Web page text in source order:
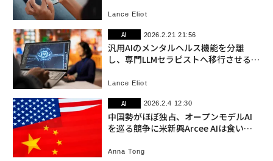
Lance Eliot
AI 2026.2.21 21:56
汎用AIのメンタルヘルス機能を分離
し、専門LLMセラピストへ移行させるべ
Lance Eliot
AI 2026.2.4 12:30
中国勢がほぼ独占、オープンモデルAI
を巡る競争に米新興Arcee AIは食い込
Anna Tong